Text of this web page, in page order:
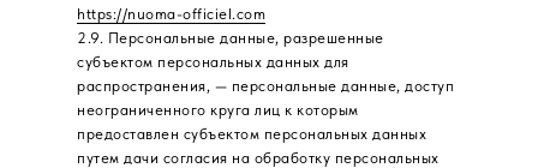
https://nuoma-officiel.com
2.9. Персональные данные, разрешенные
субъектом персональных данных для
распространения, — персональные данные, доступ
неограниченного круга лиц к которым
предоставлен субъектом персональных данных
путем дачи согласия на обработку персональных